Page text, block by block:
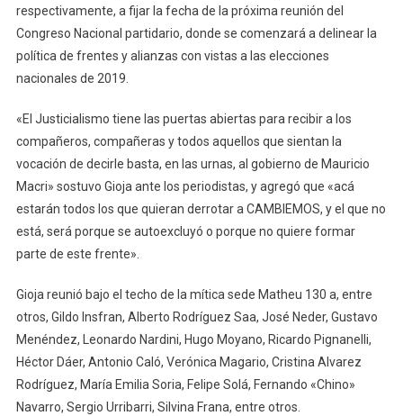
respectivamente, a fijar la fecha de la próxima reunión del
Congreso Nacional partidario, donde se comenzará a delinear la
política de frentes y alianzas con vistas a las elecciones
nacionales de 2019.
«El Justicialismo tiene las puertas abiertas para recibir a los
compañeros, compañeras y todos aquellos que sientan la
vocación de decirle basta, en las urnas, al gobierno de Mauricio
Macri» sostuvo Gioja ante los periodistas, y agregó que «acá
estarán todos los que quieran derrotar a CAMBIEMOS, y el que no
está, será porque se autoexcluyó o porque no quiere formar
parte de este frente».
Gioja reunió bajo el techo de la mítica sede Matheu 130 a, entre
otros, Gildo Insfran, Alberto Rodríguez Saa, José Neder, Gustavo
Menéndez, Leonardo Nardini, Hugo Moyano, Ricardo Pignanelli,
Héctor Dáer, Antonio Caló, Verónica Magario, Cristina Alvarez
Rodríguez, María Emilia Soria, Felipe Solá, Fernando «Chino»
Navarro, Sergio Urribarri, Silvina Frana, entre otros.